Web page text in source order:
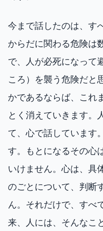
今まで話したのは、す
からだに関わる危険は
で、人が必死になって
ころ）を襲う危険だと
かであるならば、これ
とく消えていきます。
て、心で話しています
す。もとになるその心
いけません。心は、具
のごとについて、判断
ん。それだけで、すべ
来、人には、そんなこ